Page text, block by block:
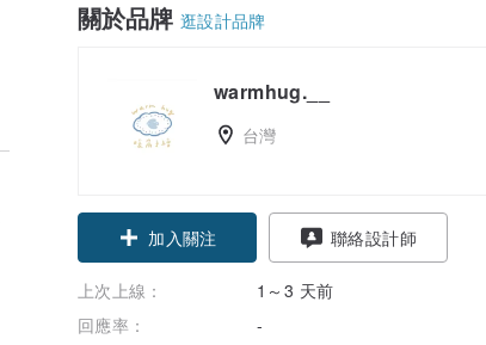
關於品牌 逛設計品牌
warmhug.__
台灣
加入關注 聯絡設計師
上次上線：
1～3 天前
回應率：
-